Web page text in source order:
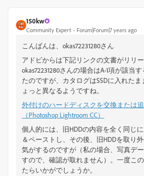
150kw
Community Expert Forum|Forum|7 years ago
こんばんは、okas72231280さん
アドビからは下記リンクの文書がリリー
okas72231280さんの場合はA-1項が該当
たのですが、 カタログはSSDに入れたま
ょっと異なるようですね。
外付けのハードディスクを交換または
（Photoshop Lightroom CC）
個人的には、旧HDDの内容を全く同じに
＆ペーストし、その後、旧HDDを取り
気がするのですが（私の場合、写真デ
すので、確認が取れません）。一度こ
たらいかがでしょうか。